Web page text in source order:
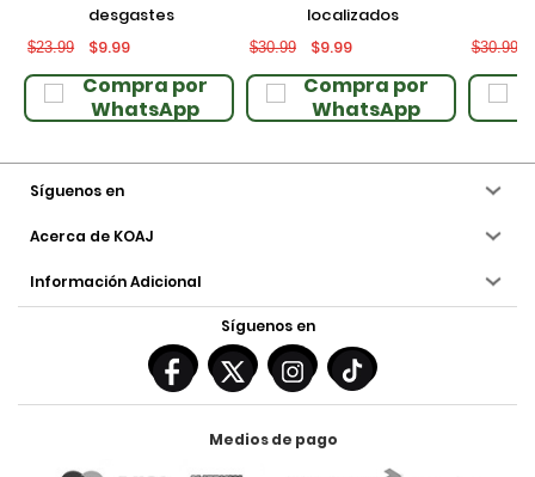
desgastes
$23.99 $9.99
Compra por
WhatsApp
localizados
$30.99 $9.99
Compra por
WhatsApp
$30.99
Síguenos en
Acerca de KOAJ
Información Adicional
Síguenos en
Medios de pago